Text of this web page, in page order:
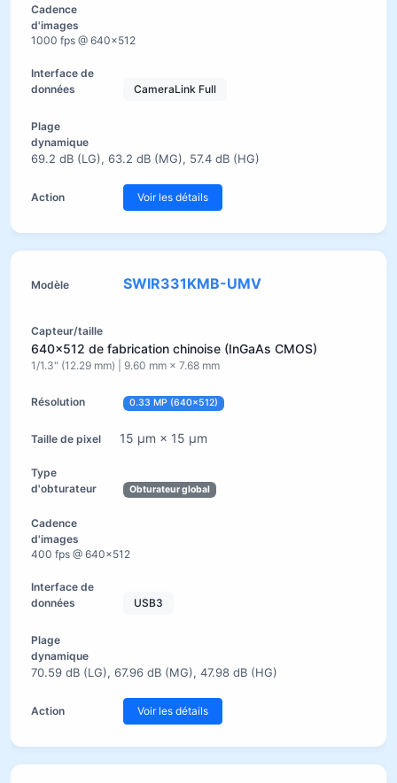
1000 fps @ 640×512
CameraLink Full
69.2 dB (LG), 63.2 dB (MG), 57.4 dB (HG)
Voir les détails
SWIR331KMB-UMV
640×512 de fabrication chinoise (InGaAs CMOS)
1/1.3" (12.29 mm) | 9.60 mm × 7.68 mm
0.33 MP (640×512)
15 µm × 15 µm
Obturateur global
400 fps @ 640×512
USB3
70.59 dB (LG), 67.96 dB (MG), 47.98 dB (HG)
Voir les détails